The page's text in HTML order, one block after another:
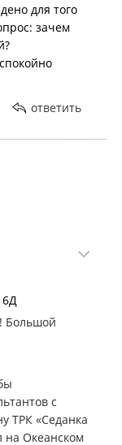
для того
зачем
ответить
6Д
Большой
с
ТРК «Седанка
на Океанском